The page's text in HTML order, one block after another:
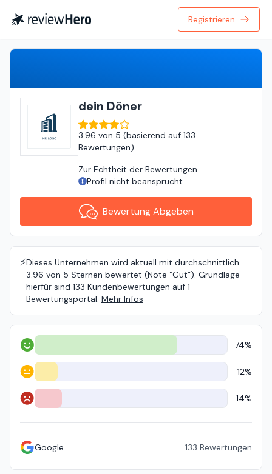
Registrieren
dein Döner
3.96 von 5 (basierend auf 133
Bewertungen)
Zur Echtheit der Bewertungen
Profil nicht beansprucht
Bewertung Abgeben
⚡️Dieses Unternehmen wird aktuell mit durchschnittlich
3.96 von 5 Sternen bewertet (Note “Gut”). Grundlage
hierfür sind 133 Kundenbewertungen auf 1
Bewertungsportal. Mehr Infos
Positiv 74%
Neutral 12%
Negativ 14%
Google 133 Bewertungen